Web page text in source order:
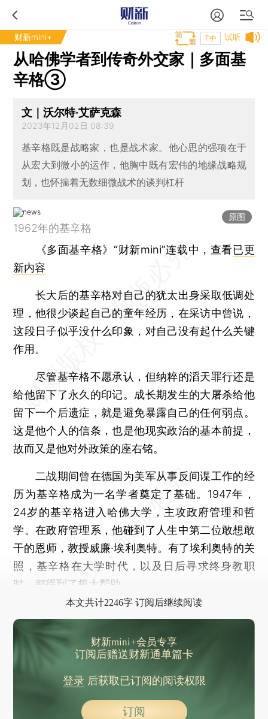
财新mini+ 试听
T中
从哈佛学者到传奇外交家｜多面基
辛格③
文｜沃尔特·艾萨克森
2023年12月02日 08:39
基辛格既是战略家，也是战术家。他心思的强项在于
从宏大到微小的运作，他胸中既有宏伟的地缘战略规
划，也怀揣着无数细微战术的谈判杠杆
原图
1962年的基辛格
《多面基辛格》“财新mini”连载中，查看已更
新内容
长大后的基辛格对自己的犹太出身采取低调处
理，他很少谈起自己的童年经历，在采访中曾说，
这段日子似乎没什么印象，对自己没有起什么关键
作用。
尽管基辛格不愿承认，但纳粹的滔天罪行还是
给他留下了永久的印记。成长期发生的大屠杀给他
留下一个后遗症，就是避免暴露自己的任何弱点。
这是他个人的信条，也是他现实政治的基本前提，
故而又是他对外政策的座右铭。
二战期间曾在德国为美军从事反间谍工作的经
历为基辛格成为一名学者奠定了基础。1947年，
24岁的基辛格进入哈佛大学，主攻政府管理和哲
学。在政府管理系，他碰到了人生中第二位敢想敢
干的恩师，教授威廉·埃利奥特。有了埃利奥特的关
照，基辛格在大学时代，以及日后寻求终身教职
时，都得到了极大帮助。
本文共计2246字 订阅后继续阅读
财新mini+会员专享
订阅后赠送财新通单篇卡
登录后获取已订阅的阅读权限
订阅